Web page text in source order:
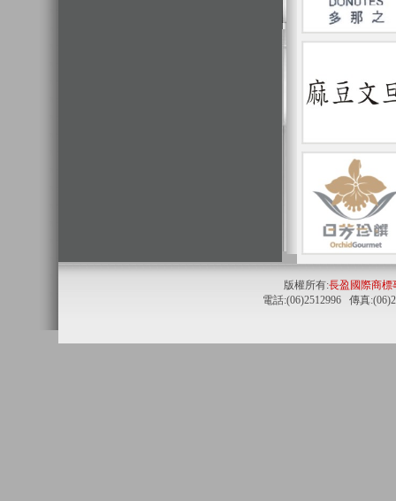
版權所有:長盈國際商標
電話:(06)2512996 傳真